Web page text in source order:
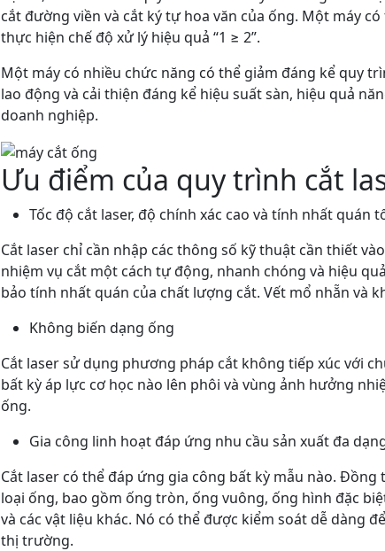
cắt đường viền và cắt ký tự hoa văn của ống. Một máy
thực hiện chế độ xử lý hiệu quả “1 ≥ 2”.
Một máy có nhiều chức năng có thể giảm đáng kể quy
lao động và cải thiện đáng kể hiệu suất sàn, hiệu quả
doanh nghiệp.
Ưu điểm của quy trình cắt
Tốc độ cắt laser, độ chính xác cao và tính nhất quán
Cắt laser chỉ cần nhập các thông số kỹ thuật cần thiết
nhiệm vụ cắt một cách tự động, nhanh chóng và hiệu
bảo tính nhất quán của chất lượng cắt. Vết mổ nhẵn và
Không biến dạng ống
Cắt laser sử dụng phương pháp cắt không tiếp xúc với
bất kỳ áp lực cơ học nào lên phôi và vùng ảnh hưởng
ống.
Gia công linh hoạt đáp ứng nhu cầu sản xuất đa
Cắt laser có thể đáp ứng gia công bất kỳ mẫu nào.
loại ống, bao gồm ống tròn, ống vuông, ống hình đặc
và các vật liệu khác. Nó có thể được kiểm soát dễ dàng
thị trường.